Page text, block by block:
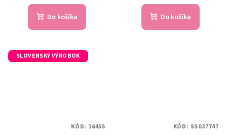
Do košíka Do košíka
SLOVENSKÝ VÝROBOK
KÓD: 16455 KÓD: SS037747